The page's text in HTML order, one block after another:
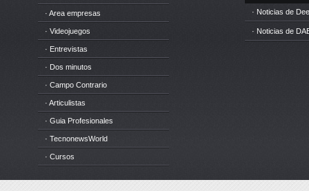
· Area empresas
· Videojuegos
· Entrevistas
· Dos minutos
· Campo Contrario
· Articulistas
· Guia Profesionales
· TecnonewsWorld
· Cursos
· Noticias de
· Noticias de